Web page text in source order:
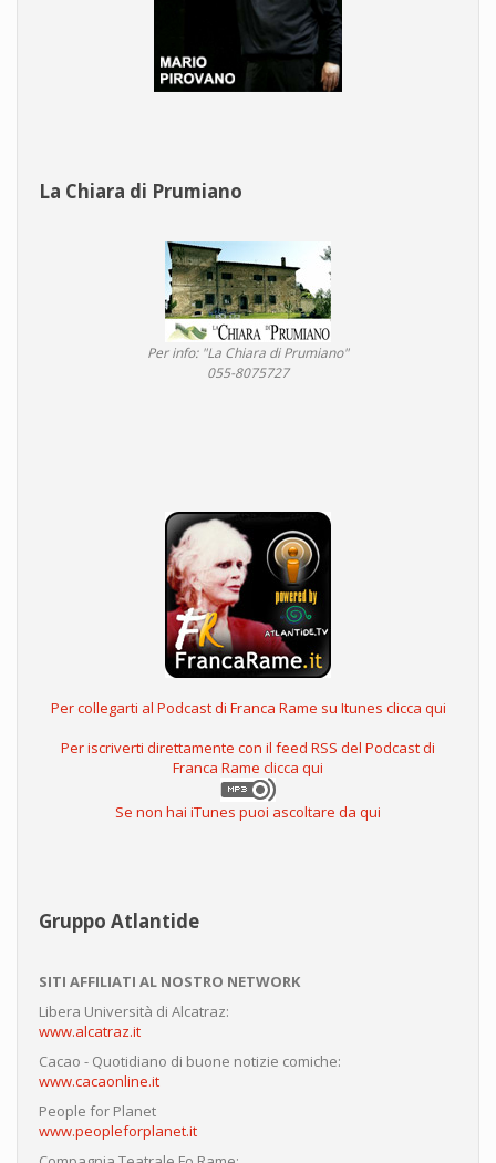
La Chiara di Prumiano
Per info: "La Chiara di Prumiano"
055-8075727
Per collegarti al Podcast di Franca Rame su Itunes clicca qui
Per iscriverti direttamente con il feed RSS del Podcast di
Franca Rame clicca qui
Se non hai iTunes puoi ascoltare da qui
Gruppo Atlantide
SITI AFFILIATI AL NOSTRO NETWORK
Libera Università di Alcatraz:
www.alcatraz.it
Cacao - Quotidiano di buone notizie comiche:
www.cacaonline.it
People for Planet
www.peopleforplanet.it